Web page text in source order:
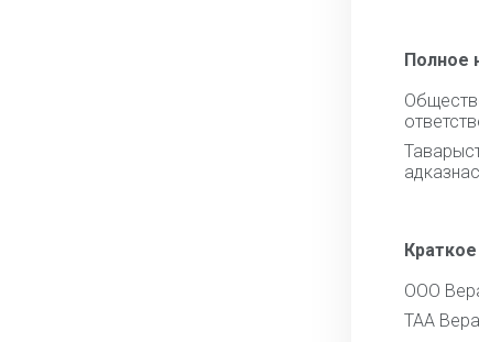
Полное
ООО
ТАА